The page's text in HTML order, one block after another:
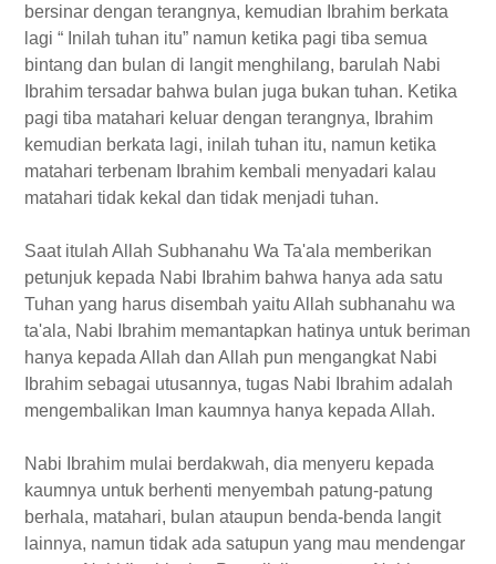
bersinar dengan terangnya, kemudian Ibrahim berkata
lagi “ Inilah tuhan itu” namun ketika pagi tiba semua
bintang dan bulan di langit menghilang, barulah Nabi
Ibrahim tersadar bahwa bulan juga bukan tuhan. Ketika
pagi tiba matahari keluar dengan terangnya, Ibrahim
kemudian berkata lagi, inilah tuhan itu, namun ketika
matahari terbenam Ibrahim kembali menyadari kalau
matahari tidak kekal dan tidak menjadi tuhan.
Saat itulah Allah Subhanahu Wa Ta'ala memberikan
petunjuk kepada Nabi Ibrahim bahwa hanya ada satu
Tuhan yang harus disembah yaitu Allah subhanahu wa
ta'ala, Nabi Ibrahim memantapkan hatinya untuk beriman
hanya kepada Allah dan Allah pun mengangkat Nabi
Ibrahim sebagai utusannya, tugas Nabi Ibrahim adalah
mengembalikan Iman kaumnya hanya kepada Allah.
Nabi Ibrahim mulai berdakwah, dia menyeru kepada
kaumnya untuk berhenti menyembah patung-patung
berhala, matahari, bulan ataupun benda-benda langit
lainnya, namun tidak ada satupun yang mau mendengar